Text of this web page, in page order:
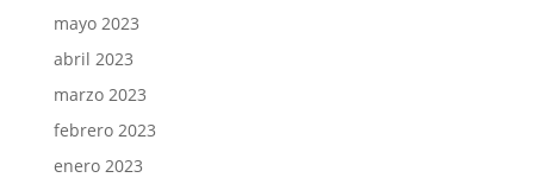
mayo 2023
abril 2023
marzo 2023
febrero 2023
enero 2023